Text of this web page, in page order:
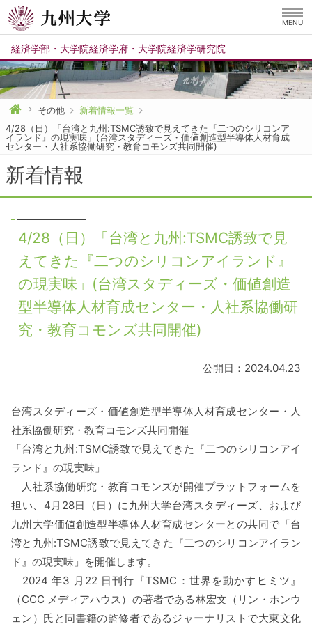
経済学部 ・ 大学院経済学府 ・ 大学院経済学研究院
MENU
その他
新着情報一覧
4/28（日）「台湾と九州:TSMC誘致で⾒えてきた『⼆つのシリコンア
イランド』の現実味」(台湾スタディーズ・価値創造型半導体⼈材育成
センター・人社系協働研究・教育コモンズ共同開催)
新着情報
4/28（日）「台湾と九州:TSMC誘致で⾒
えてきた『⼆つのシリコンアイランド』
の現実味」(台湾スタディーズ・価値創造
型半導体⼈材育成センター・人社系協働研
究・教育コモンズ共同開催)
公開日：2024.04.23
台湾スタディーズ・価値創造型半導体⼈材育成センター・人
社系協働研究・教育コモンズ共同開催
「台湾と九州:TSMC誘致で⾒えてきた『⼆つのシリコンアイ
ランド』の現実味」
人社系協働研究・教育コモンズが開催プラットフォームを
担い、4月28日（日）に九州大学台湾スタディーズ、および
九州⼤学価値創造型半導体⼈材育成センターとの共同で「台
湾と九州:TSMC誘致で⾒えてきた『⼆つのシリコンアイラン
ド』の現実味」を開催します。
2024 年3 ⽉22 ⽇刊行『TSMC：世界を動かすヒミツ』
（CCC メディアハウス）の著者である林宏⽂（リン・ホンウ
ェン）⽒と同書籍の監修者であるジャーナリストで⼤東⽂化